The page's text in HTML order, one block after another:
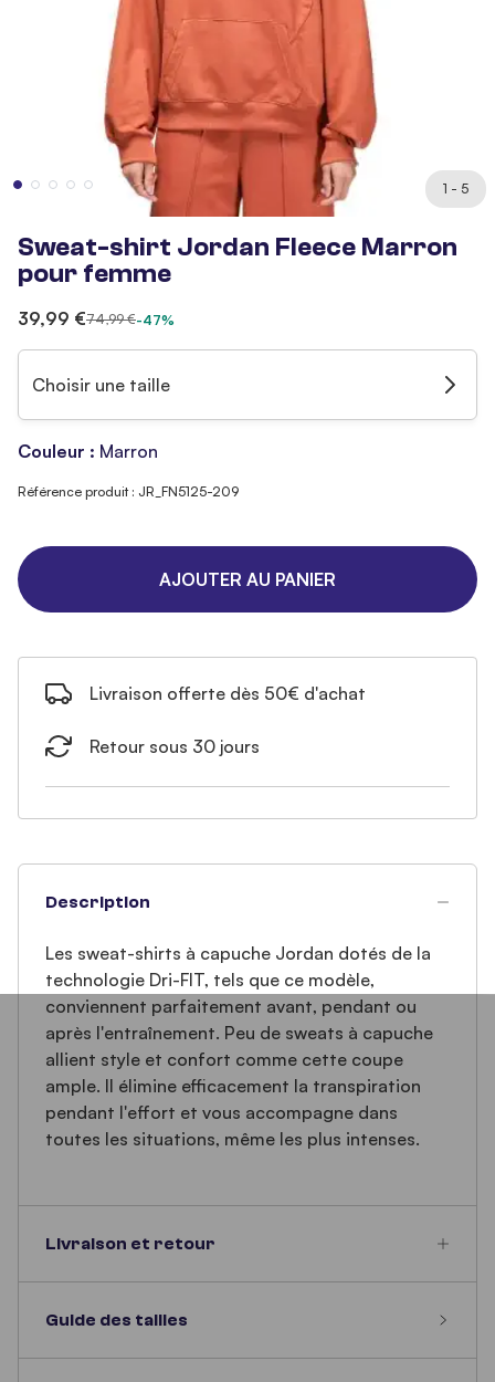
1 - 5
Sweat-shirt Jordan Fleece Marron
pour femme
39,99 €74,99 €-47%
Choisir une taille
Couleur : Marron
Référence produit : JR_FN5125-209
AJOUTER AU PANIER
Livraison offerte dès 50€ d'achat
Retour sous 30 jours
Description
Les sweat-shirts à capuche Jordan dotés de la
technologie Dri-FIT, tels que ce modèle,
conviennent parfaitement avant, pendant ou
après l'entraînement. Peu de sweats à capuche
allient style et confort comme cette coupe
ample. Il élimine efficacement la transpiration
pendant l'effort et vous accompagne dans
toutes les situations, même les plus intenses.
Livraison et retour
Guide des tailles